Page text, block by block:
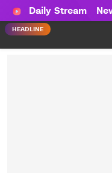
HAWA
Haluan Wanita
Daily Stream
HEADLINE